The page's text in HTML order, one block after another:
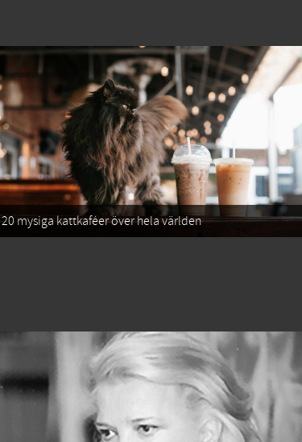
20 mysiga kattkaféer över hela världen